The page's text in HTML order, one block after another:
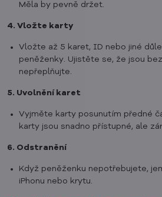
Měla by pevně držet.
4. Vložte karty
Vložte až 5 karet, ID nebo jiné
peněženky. Ujistěte se, že jsou
nepřeplňujte.
5. Uvolnění karet
Vyjměte karty posunutím předné
karty jsou snadno přístupné, ale
6. Odstranění
Když peněženku nepotřebujete,
iPhonu nebo krytu.